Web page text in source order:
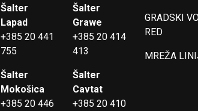
Šalter
Lapad
+385 20 441
755
Šalter
Grawe
+385 20 414
413
Šalter
Mokošica
+385 20 446
Šalter
Cavtat
+385 20 410
GRADSKI
RED
MREŽA